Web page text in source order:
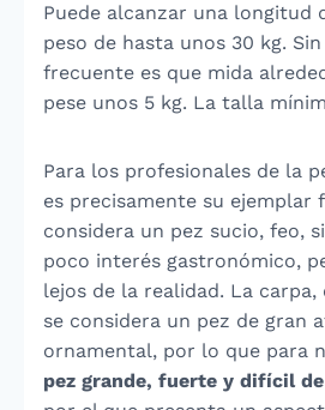
Puede alcanzar una longitud
peso de hasta unos 30 kg.
frecuente es que mida
pese unos 5 kg. La talla
Para los profesionales de la
es precisamente su ejemplar
considera un pez sucio, feo,
poco interés gastronómico,
lejos de la realidad. La
se considera un pez de gran
ornamental, por lo que para
pez grande, fuerte y difícil